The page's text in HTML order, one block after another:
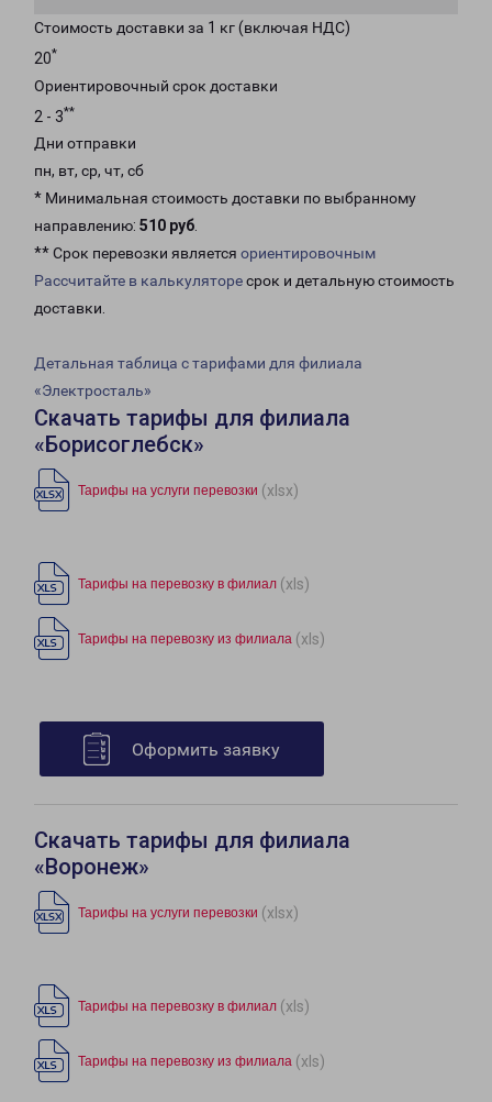
Стоимость доставки за 1 кг (включая НДС)
20*
Ориентировочный срок доставки
2 - 3**
Дни отправки
пн, вт, ср, чт, сб
* Минимальная стоимость доставки по выбранному
направлению: 510 руб.
** Срок перевозки является ориентировочным
Рассчитайте в калькуляторесрок и детальную стоимость
доставки.
Детальная таблица с тарифами для филиала
«Электросталь»
Скачать тарифы для филиала
«Борисоглебск»
Тарифы на услуги перевозки (xlsx)
Тарифы на перевозку в филиал (xls)
Тарифы на перевозку из филиала (xls)
Оформить заявку
Скачать тарифы для филиала
«Воронеж»
Тарифы на услуги перевозки (xlsx)
Тарифы на перевозку в филиал (xls)
Тарифы на перевозку из филиала (xls)